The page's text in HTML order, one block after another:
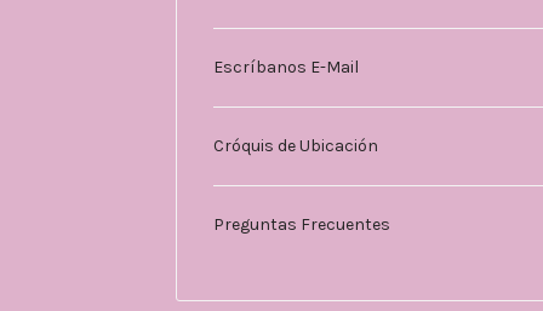
Escríbanos E-Mail
Cróquis de Ubicación
Preguntas Frecuentes